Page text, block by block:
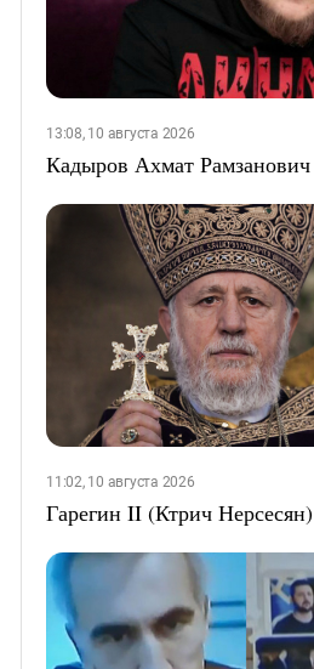
13:08, 10 августа 2026
Кадыров Ахмат Рамзанович
11:02, 10 августа 2026
Гарегин II (Ктрич Нерсесян)